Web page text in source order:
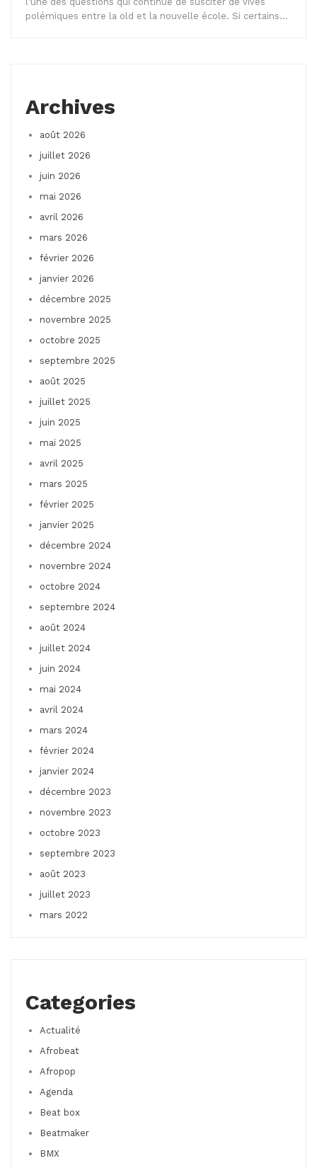
polémiques entre la old et la nouvelle école. Si certains…
Archives
août 2026
juillet 2026
juin 2026
mai 2026
avril 2026
mars 2026
février 2026
janvier 2026
décembre 2025
novembre 2025
octobre 2025
septembre 2025
août 2025
juillet 2025
juin 2025
mai 2025
avril 2025
mars 2025
février 2025
janvier 2025
décembre 2024
novembre 2024
octobre 2024
septembre 2024
août 2024
juillet 2024
juin 2024
mai 2024
avril 2024
mars 2024
février 2024
janvier 2024
décembre 2023
novembre 2023
octobre 2023
septembre 2023
août 2023
juillet 2023
mars 2022
Categories
Actualité
Afrobeat
Afropop
Agenda
Beat box
Beatmaker
BMX